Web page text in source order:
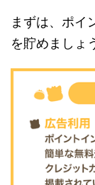
まずは、ポイ
を貯めましょ